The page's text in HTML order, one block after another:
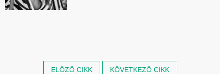
ELŐZŐ CIKK KÖVETKEZŐ CIKK